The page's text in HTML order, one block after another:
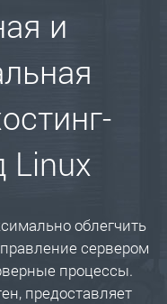
и
Linux
облегчить
сервером
процессы.
предоставляет